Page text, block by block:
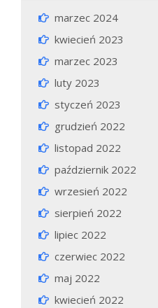
marzec 2024
kwiecień 2023
marzec 2023
luty 2023
styczeń 2023
grudzień 2022
listopad 2022
październik 2022
wrzesień 2022
sierpień 2022
lipiec 2022
czerwiec 2022
maj 2022
kwiecień 2022